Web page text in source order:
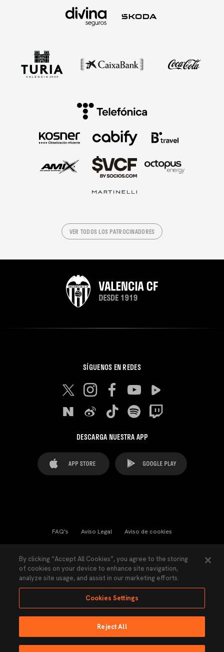
VER TODOS LOS PATROCINADORES
SÍGUENOS EN REDES
DESCARGA NUESTRA APP
FAQ's Aviso Legal Aviso de cookies
Ley Transparencia Política de Privacidad
Accesibilidad
Ninguna parte de esta página puede ser reproducida sin el permiso del Valencia
By clicking “Accept All Cookies”, you agree to the storing
of cookies on your device to enhance site navigation,
analyze site usage, and assist in our marketing efforts.
Cookies Settings
Reject All